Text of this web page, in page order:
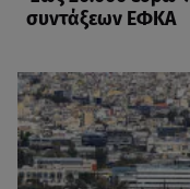
συντάξεων ΕΦΚΑ